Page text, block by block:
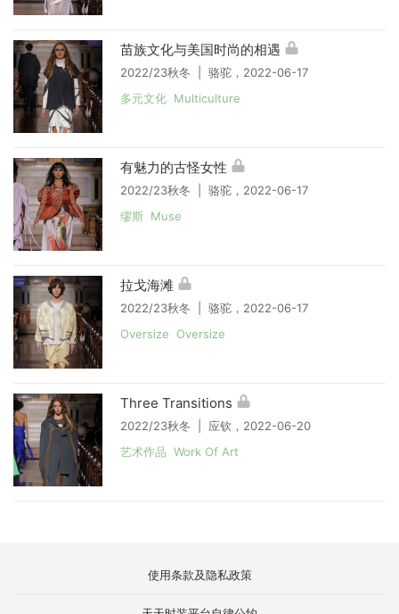
苗族文化与美国时尚的相遇
2022/23秋冬 | 骆驼，2022-06-17
多元文化 Multiculture
有魅力的古怪女性
2022/23秋冬 | 骆驼，2022-06-17
缪斯 Muse
拉戈海滩
2022/23秋冬 | 骆驼，2022-06-17
Oversize Oversize
Three Transitions
2022/23秋冬 | 应钦，2022-06-20
艺术作品 Work Of Art
使用条款及隐私政策